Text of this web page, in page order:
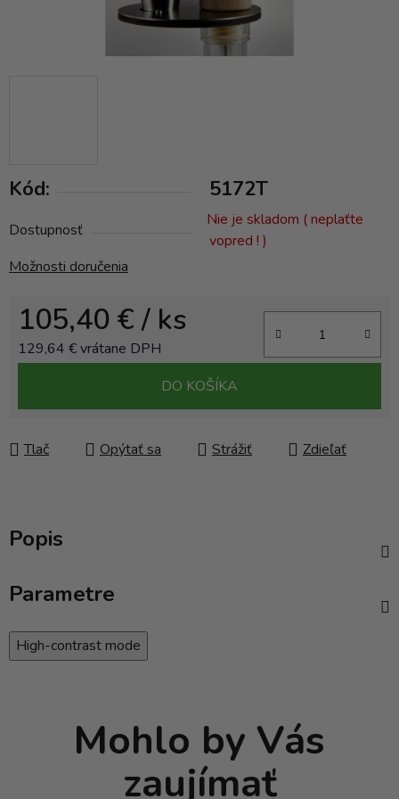
Kód: 5172T
Dostupnosť
Nie je skladom ( neplaťte
vopred ! )
Možnosti doručenia
105,40 €/ ks
129,64 € vrátane DPH
DO KOŠÍKA
Tlač Opýtať sa Strážiť Zdieľať
Popis
Parametre
High-contrast mode
Mohlo by Vás
zaujímať